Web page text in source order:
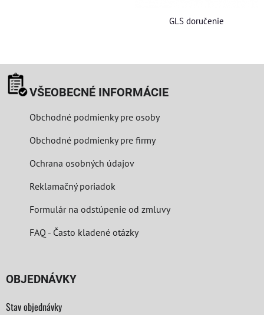
GLS doručenie
VŠEOBECNÉ INFORMÁCIE
Obchodné podmienky pre osoby
Obchodné podmienky pre firmy
Ochrana osobných údajov
Reklamačný poriadok
Formulár na odstúpenie od zmluvy
FAQ - Často kladené otázky
OBJEDNÁVKY
Stav objednávky